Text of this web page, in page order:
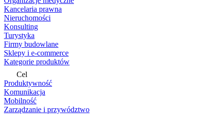
Kancelaria prawna
Nieruchomości
Konsulting
Turystyka
Firmy budowlane
Sklepy i e-commerce
Kategorie produktów
Cel
Produktywność
Komunikacja
Mobilność
Zarządzanie i przywództwo